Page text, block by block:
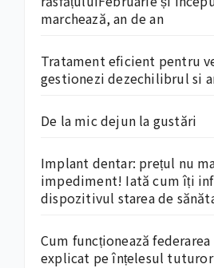
marchează, an de an
Tratament eficient pentru
gestionezi dezechilibrul si
De la mic dejun la gustări
Implant dentar: prețul nu
impediment! Iată cum îți
dispozitivul starea de
Cum funcționează
explicat pe înțelesul tuturor